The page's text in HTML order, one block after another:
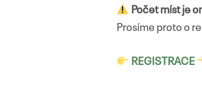
Počet míst je
Prosíme proto o
REGISTRACE